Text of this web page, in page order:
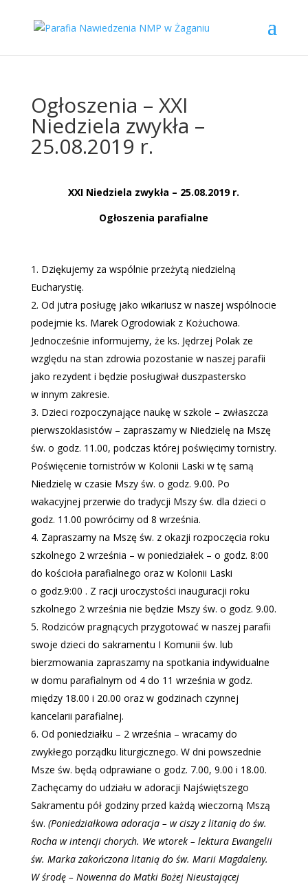
Ogłoszenia – XXI
Niedziela zwykła –
25.08.2019 r.
XXI Niedziela zwykła – 25.08.2019 r.
Ogłoszenia parafialne
Dziękujemy za wspólnie przeżytą niedzielną
Eucharystię.
Od jutra posługę jako wikariusz w naszej wspólnocie
podejmie ks. Marek Ogrodowiak z Kożuchowa.
Jednocześnie informujemy, że ks. Jędrzej Polak ze
względu na stan zdrowia pozostanie w naszej parafii
jako rezydent i będzie posługiwał duszpastersko
w innym zakresie.
Dzieci rozpoczynające naukę w szkole – zwłaszcza
pierwszoklasistów – zapraszamy w Niedzielę na Mszę
św. o godz. 11.00, podczas której poświęcimy tornistry.
Poświęcenie tornistrów w Kolonii Laski w tę samą
Niedzielę w czasie Mszy św. o godz. 9.00. Po
wakacyjnej przerwie do tradycji Mszy św. dla dzieci o
godz. 11.00 powrócimy od 8 września.
Zapraszamy na Mszę św. z okazji rozpoczęcia roku
szkolnego 2 września – w poniedziałek – o godz. 8:00
do kościoła parafialnego oraz w Kolonii Laski
o godz.9:00 . Z racji uroczystości inauguracji roku
szkolnego 2 września nie będzie Mszy św. o godz. 9.00.
Rodziców pragnących przygotować w naszej parafii
swoje dzieci do sakramentu I Komunii św. lub
bierzmowania zapraszamy na spotkania indywidualne
w domu parafialnym od 4 do 11 września w godz.
między 18.00 i 20.00 oraz w godzinach czynnej
kancelarii parafialnej.
Od poniedziałku – 2 września – wracamy do
zwykłego porządku liturgicznego. W dni powszednie
Msze św. będą odprawiane o godz. 7.00, 9.00 i 18.00.
Zachęcamy do udziału w adoracji Najświętszego
Sakramentu pół godziny przed każdą wieczorną Mszą
św. (Poniedziałkowa adoracja – w ciszy z litanią do św.
Rocha w intencji chorych. We wtorek – lektura Ewangelii
św. Marka zakończona litanią do św. Marii Magdaleny.
W środę – Nowenna do Matki Bożej Nieustającej